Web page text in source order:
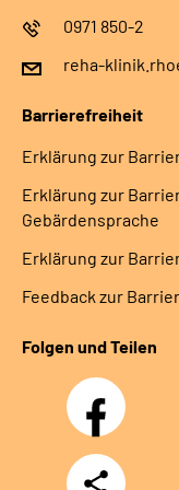
0971 850-2
reha-
Barrierefreiheit
Erklärung zur
Erklärung zur
Gebärdensprache
Erklärung zur
Feedback zur
Folgen und Teilen
Facebook
Teilen